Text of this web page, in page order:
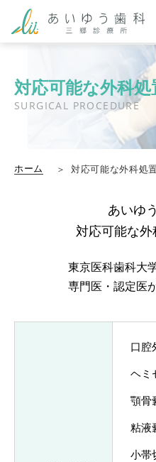
対応可能な外科処
SURGICAL PROCEDURE
ホーム 対応可能な外科処
あいゆ
対応可能な
東京医科歯科大
専門医・認定医
口腔
ヘミ
顎骨
粘液
小帯